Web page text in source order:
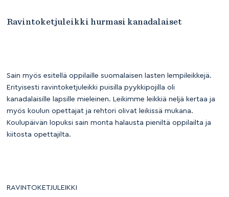
Ravintoketjuleikki hurmasi kanadalaiset
Sain myös esitellä oppilaille suomalaisen lasten lempileikkejä.
Erityisesti ravintoketjuleikki puisilla pyykkipojilla oli
kanadalaisille lapsille mieleinen. Leikimme leikkiä neljä kertaa ja
myös koulun opettajat ja rehtori olivat leikissä mukana.
Koulupäivän lopuksi sain monta halausta pieniltä oppilailta ja
kiitosta opettajilta.
RAVINTOKETJULEIKKI